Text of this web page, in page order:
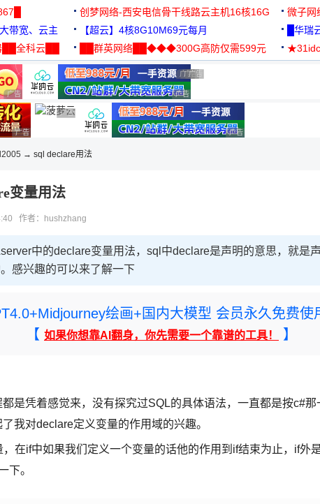
创梦网络-西安电信骨干线路云主机16核16G
88元/月
微子网
带宽、云主
【超云】4核8G10M69元每月 █华瑞
全科云██
██群英网络██◆◆◆300G高防仅需599元
◆◆◆
广告 商业广告，理性选择 广告 商业广告，理性选择
广告 商业广告，理性选择
广告 商业广告，理性选择
广告 商业广告，理性选择
广告 商业广告，理性选择
广告 商业广告，理性选择
广告 商业广告，理性选择
→ sql declare用法
变量用法
作者：hushzhang
中的declare变量用法，sql中declare是声明的意思，就是
感兴趣的可以来了解一下
绘画+国内大模型 会员永久免费使
【 如果你想靠AI翻身，你先需要一个靠谱的工具！ 】
是凭着感觉来，没有探究过SQL的具体语法，一直都是按c#
我对declare定义变量的作用域的兴趣。
在if中如果我们定义一个变量的话他的作用到if结束为止，if外
下。